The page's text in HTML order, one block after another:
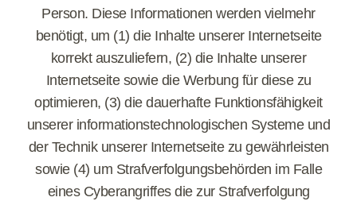
Person. Diese Informationen werden vielmehr
benötigt, um (1) die Inhalte unserer Internetseite
korrekt auszuliefern, (2) die Inhalte unserer
Internetseite sowie die Werbung für diese zu
optimieren, (3) die dauerhafte Funktionsfähigkeit
unserer informationstechnologischen Systeme und
der Technik unserer Internetseite zu gewährleisten
sowie (4) um Strafverfolgungsbehörden im Falle
eines Cyberangriffes die zur Strafverfolgung